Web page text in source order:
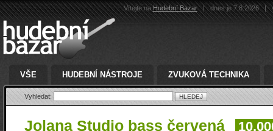
Vítejte naHudební Bazar | dnes je 7.8.2026 |
VŠE HUDEBNÍ NÁSTROJE ZVUKOVÁ TECHNIKA
Vyhledat:
Jolana Studio bass červená